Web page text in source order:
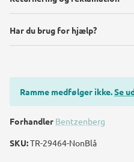
Har du brug for hjælp?
Ramme medfølger ikke.Se
Forhandler Bentzenberg
SKU:TR-29464-NonBlå